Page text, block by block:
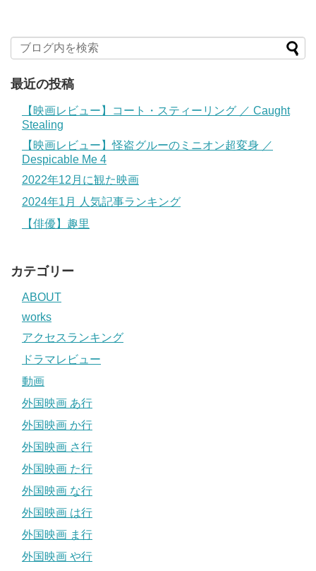
最近の投稿
【映画レビュー】コート・スティーリング ／ Caught
Stealing
【映画レビュー】怪盗グルーのミニオン超変身 ／
Despicable Me 4
2022年12月に観た映画
2024年1月 人気記事ランキング
【俳優】趣里
カテゴリー
ABOUT
works
アクセスランキング
ドラマレビュー
動画
外国映画 あ行
外国映画 か行
外国映画 さ行
外国映画 た行
外国映画 な行
外国映画 は行
外国映画 ま行
外国映画 や行